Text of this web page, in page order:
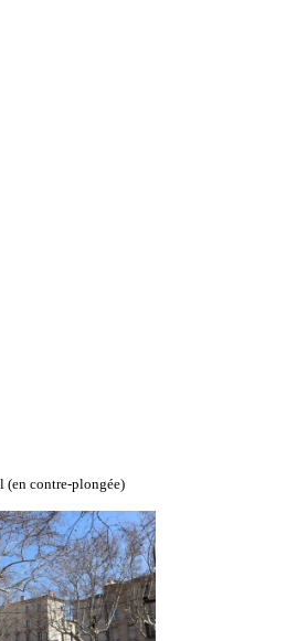
(en contre-plongée)